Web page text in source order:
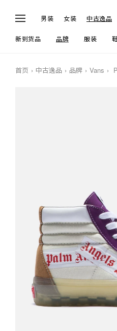
男装 女装 中古逸品
新到货品 品牌 服装
首页 中古逸品 品牌 Vans